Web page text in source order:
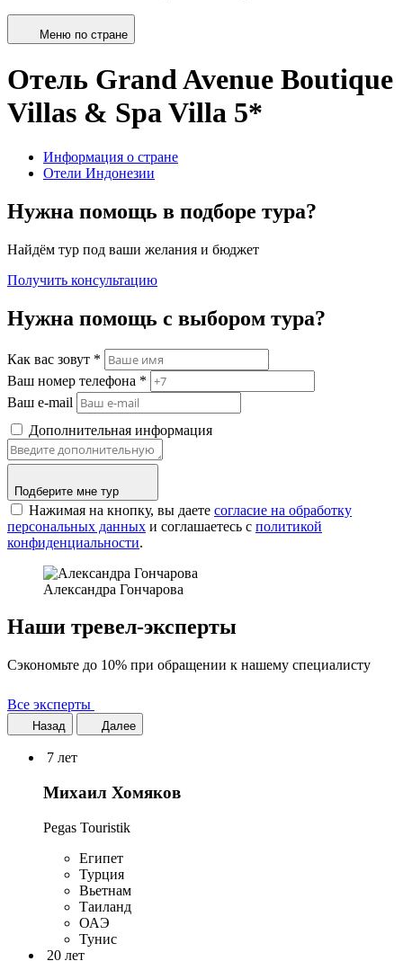
Меню по стране
Отель Grand Avenue Boutique
Villas & Spa Villa 5*
Информация о стране
Отели Индонезии
Нужна помощь в подборе тура?
Найдём тур под ваши желания и бюджет
Получить консультацию
Нужна помощь с выбором тура?
Как вас зовут *
Ваш номер телефона *
Ваш e-mail
Дополнительная информация
Подберите мне тур
Нажимая на кнопку, вы даете согласие на обработку
персональных данных и соглашаетесь c политикой
конфиденциальности.
Александра Гончарова
Наши тревел-эксперты
Сэкономьте до 10% при обращении к нашему специалисту
Все эксперты
Назад Далее
7 лет
Михаил Хомяков
Pegas Touristik
Египет
Турция
Вьетнам
Таиланд
ОАЭ
Тунис
20 лет